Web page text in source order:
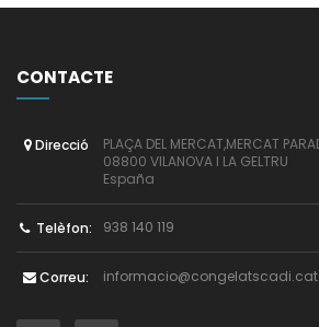
CONTACTE
Direcció
PLAÇA DEL MERCAT,MERCAT
08800 VILANOVA I LA GELTRU
España
Telèfon: 938 140 119
Correu: informacio@congelatscadi.cat